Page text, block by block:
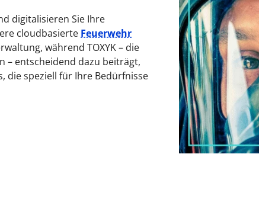
digitalisieren Sie Ihre
cloudbasierte Feuerwehr
während TOXYK – die
– entscheidend dazu beiträgt,
die speziell für Ihre Bedürfnisse